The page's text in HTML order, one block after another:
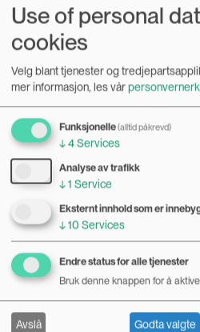
23.03.2021
Algoritmer kan forsterke
– Den digitale innovasjonen
datamaskiner. Vi blir ofte ofre for
Vi velger det Netflix anbefaler
søkeresultatet fra Google,
Bilde
Use of personal
cookies
Velg blant tjenester og
mer informasjon, les vår
Funksjonelle(alltid påkrevd)
↓4Services
Analyse av trafikk
↓1 Service
Eksternt innhold som er
↓10 Services
Endre status for alle tjenester
Bruk denne knappen for å
Avslå Godta valgte